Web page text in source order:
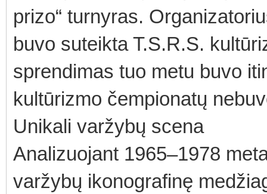
prizo“ turnyras.
buvo suteikta T.S.R.S.
sprendimas tuo metu buvo
kultūrizmo čempionatų
Unikali varžybų scena
Analizuojant 1965–1978
varžybų ikonografinę